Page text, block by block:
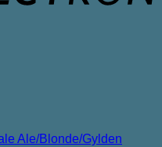
Ale/Blonde/Gylden